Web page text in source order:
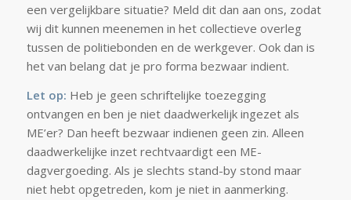
een vergelijkbare situatie? Meld dit dan aan ons, zodat
wij dit kunnen meenemen in het collectieve overleg
tussen de politiebonden en de werkgever. Ook dan is
het van belang dat je pro forma bezwaar indient.
Let op: Heb je geen schriftelijke toezegging
ontvangen en ben je niet daadwerkelijk ingezet als
ME’er? Dan heeft bezwaar indienen geen zin. Alleen
daadwerkelijke inzet rechtvaardigt een ME-
dagvergoeding. Als je slechts stand-by stond maar
niet hebt opgetreden, kom je niet in aanmerking.